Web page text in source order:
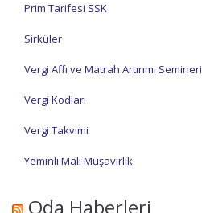
Prim Tarifesi SSK
Sirküler
Vergi Affı ve Matrah Artırımı Semineri
Vergi Kodları
Vergi Takvimi
Yeminli Mali Müşavirlik
Oda Haberleri